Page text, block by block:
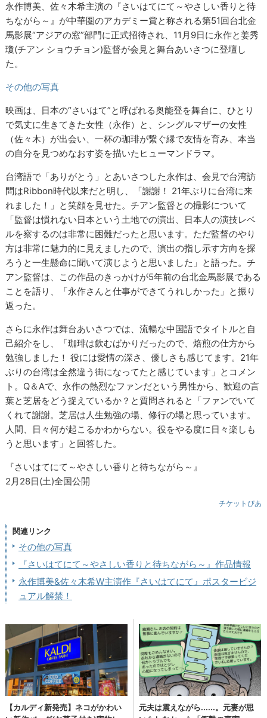
永作博美、佐々木希主演の『さいはてにて～やさしい香りと待
ちながら～』が中華圏のアカデミー賞と称される第51回台北金
馬影展“アジアの窓”部門に正式招待され、11月9日に永作と姜秀
瓊(チアン ショウチョン)監督が会見と舞台あいさつに登壇し
た。
その他の写真
映画は、日本の“さいはて”と呼ばれる奥能登を舞台に、ひとり
で気丈に生きてきた女性（永作）と、シングルマザーの女性
（佐々木）が出会い、一杯の珈琲が繋ぐ縁で友情を育み、本当
の自分を見つめなおす姿を描いたヒューマンドラマ。
台湾語で「ありがとう」とあいさつした永作は、会見で台湾訪
問はRibbon時代以来だと明し、「謝謝！ 21年ぶりに台湾に来
れました！」と笑顔を見せた。チアン監督との撮影について
「監督は慣れない日本という土地での演出、日本人の演技レベ
ルを察するのは非常に困難だったと思います。ただ監督のやり
方は非常に魅力的に見えましたので、演出の指し示す方向を探
ろうと一生懸命に聞いて演じようと思いました」と語った。チ
アン監督は、この作品のきっかけが5年前の台北金馬影展である
ことを語り、「永作さんと仕事ができてうれしかった」と振り
返った。
さらに永作は舞台あいさつでは、流暢な中国語でタイトルと自
己紹介をし、「珈琲は飲むばかりだったので、焙煎の仕方から
勉強しました！ 役には愛情の深さ、優しさも感じてます。21年
ぶりの台湾は全然違う街になってたと感じています」とコメン
ト。Q＆Aで、永作の熱烈なファンだという男性から、歓迎の言
葉と芝居をどう捉えているか？と質問されると「ファンでいて
くれて謝謝。芝居は人生勉強の場、修行の場と思っています。
人間、日々何が起こるかわからない。役をやる度に日々楽しも
うと思います」と回答した。
『さいはてにて～やさしい香りと待ちながら～』
2月28日(土)全国公開
チケットぴあ
関連リンク
その他の写真
『さいはてにて～やさしい香りと待ちながら～』作品情報
永作博美&佐々木希W主演作『さいはてにて』ポスタービジ
ュアル解禁！